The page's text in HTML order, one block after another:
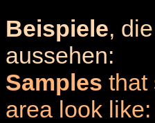
Beispiele,
aussehen:
Samples that
area look like: